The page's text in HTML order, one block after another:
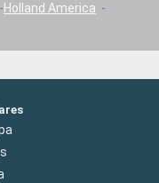
Holland America